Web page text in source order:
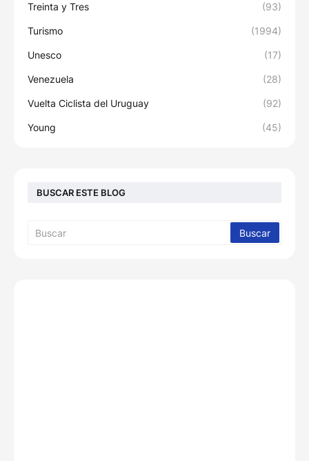
Treinta y Tres (93)
Turismo (1994)
Unesco (17)
Venezuela (28)
Vuelta Ciclista del Uruguay (92)
Young (45)
BUSCAR ESTE BLOG